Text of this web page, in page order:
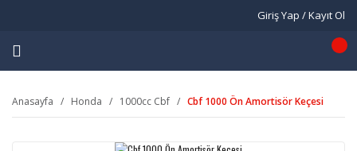
Giriş Yap / Kayıt Ol
Anasayfa Honda 1000cc Cbf Cbf 1000 Ön Amortisör Keçesi